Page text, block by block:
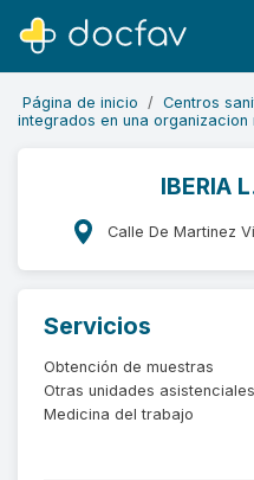
Página de inicio Centros
integrados en una organizacion
IBERIA
Calle De Martinez
Servicios
Obtención de muestras
Otras unidades asistenciales
Medicina del trabajo